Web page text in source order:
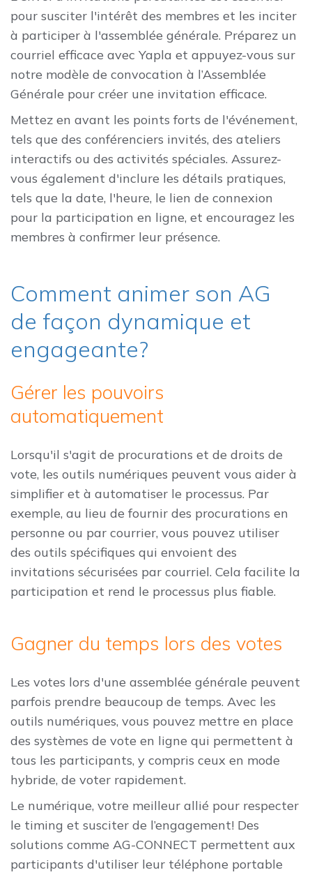
pour susciter l'intérêt des membres et les inciter
à participer à l'assemblée générale. Préparez un
courriel efficace avec Yapla et appuyez-vous sur
notre modèle de convocation à l’Assemblée
Générale pour créer une invitation efficace.
Mettez en avant les points forts de l'événement,
tels que des conférenciers invités, des ateliers
interactifs ou des activités spéciales. Assurez-
vous également d'inclure les détails pratiques,
tels que la date, l'heure, le lien de connexion
pour la participation en ligne, et encouragez les
membres à confirmer leur présence.
Comment animer son AG
de façon dynamique et
engageante?
Gérer les pouvoirs
automatiquement
Lorsqu'il s'agit de procurations et de droits de
vote, les outils numériques peuvent vous aider à
simplifier et à automatiser le processus. Par
exemple, au lieu de fournir des procurations en
personne ou par courrier, vous pouvez utiliser
des outils spécifiques qui envoient des
invitations sécurisées par courriel. Cela facilite la
participation et rend le processus plus fiable.
Gagner du temps lors des votes
Les votes lors d'une assemblée générale peuvent
parfois prendre beaucoup de temps. Avec les
outils numériques, vous pouvez mettre en place
des systèmes de vote en ligne qui permettent à
tous les participants, y compris ceux en mode
hybride, de voter rapidement.
Le numérique, votre meilleur allié pour respecter
le timing et susciter de l’engagement! Des
solutions comme AG-CONNECT permettent aux
participants d'utiliser leur téléphone portable